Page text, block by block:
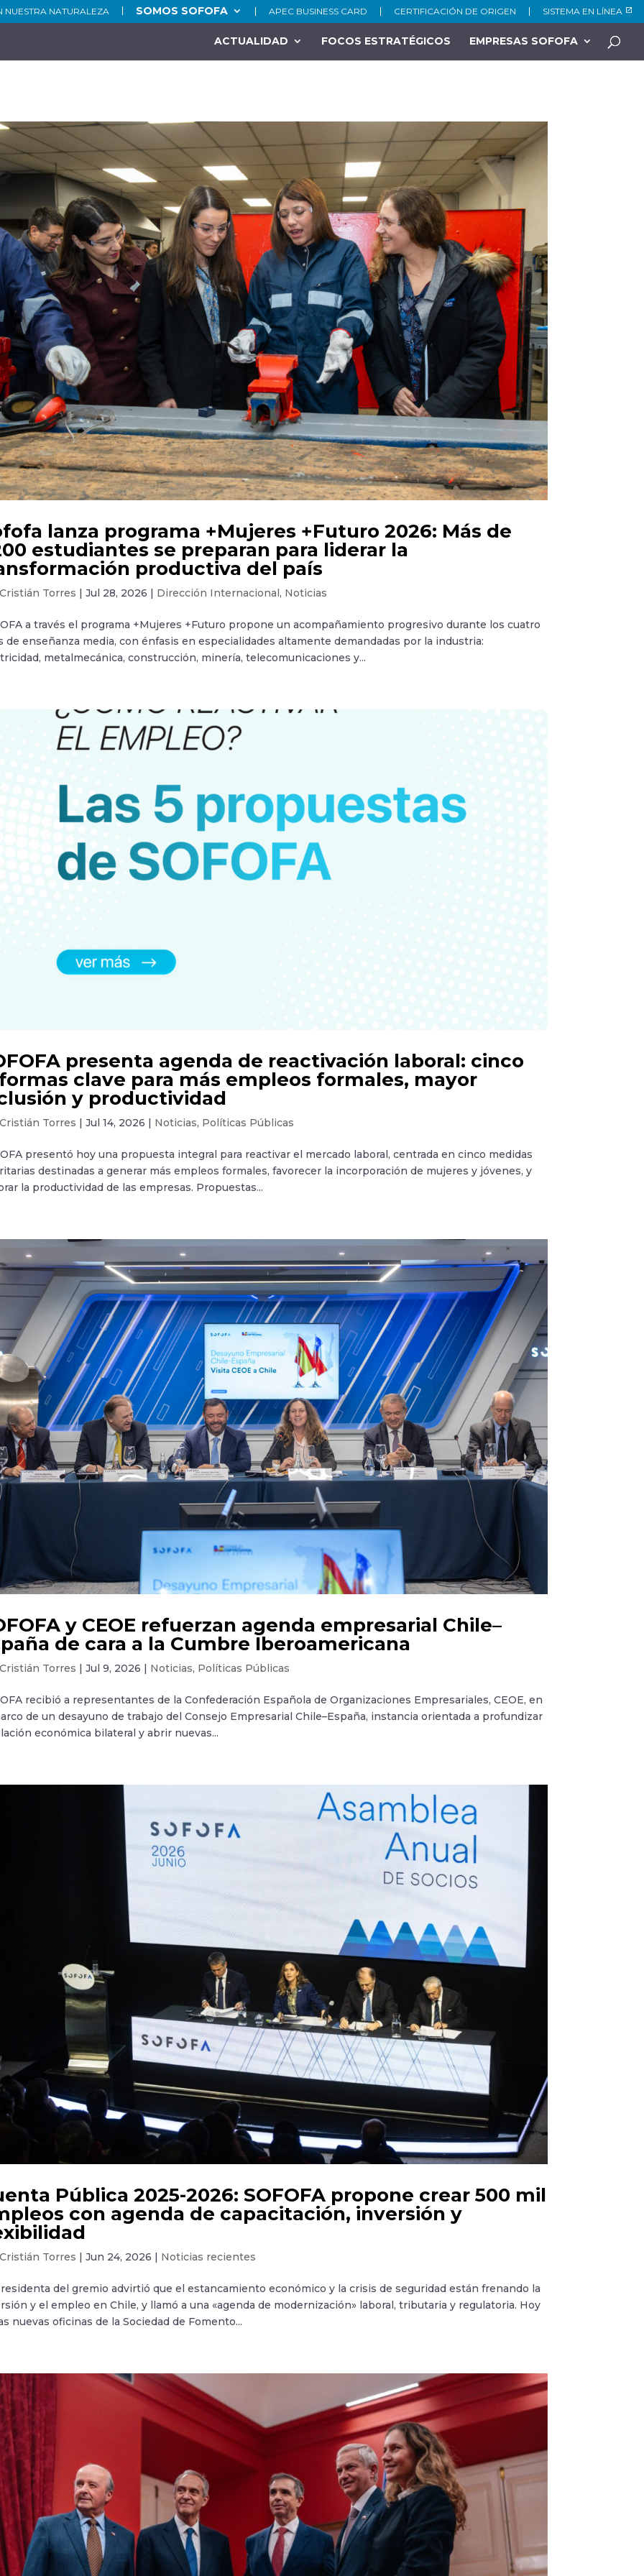
NUESTRA NATURALEZA SOMOS SOFOFA APEC BUSINESS CARD CERTIFICACIÓN DE ORIGEN SISTEMA EN LÍNEA
ACTUALIDAD FOCOS ESTRATÉGICOS EMPRESAS SOFOFA
lanza programa +Mujeres +Futuro 2026: Más de
estudiantes se preparan para liderar la
productiva del país
Torres Jul 28, 2026 Dirección Internacional , Noticias
a través el programa +Mujeres +Futuro propone un acompañamiento progresivo durante los cuatro
de enseñanza media, con énfasis en especialidades altamente demandadas por la industria:
metalmecánica, construcción, minería, telecomunicaciones y...
presenta agenda de reactivación laboral: cinco
clave para más empleos formales, mayor
y productividad
Torres | Jul 14, 2026 | Noticias, Políticas Públicas
presentó hoy una propuesta integral para reactivar el mercado laboral, centrada en cinco medidas
destinadas a generar más empleos formales, favorecer la incorporación de mujeres y jóvenes, y
la productividad de las empresas. Propuestas...
y CEOE refuerzan agenda empresarial Chile–
de cara a la Cumbre Iberoamericana
Torres | Jul 9, 2026 | Noticias, Políticas Públicas
recibió a representantes de la Confederación Española de Organizaciones Empresariales, CEOE, en
de un desayuno de trabajo del Consejo Empresarial Chile–España, instancia orientada a profundizar
económica bilateral y abrir nuevas...
Pública 2025-2026: SOFOFA propone crear 500 mil
con agenda de capacitación, inversión y
Torres | Jun 24, 2026 | Noticias recientes
del gremio advirtió que el estancamiento económico y la crisis de seguridad están frenando la
y el empleo en Chile, y llamó a una «agenda de modernización» laboral, tributaria y regulatoria. Hoy
nuevas oficinas de la Sociedad de Fomento...